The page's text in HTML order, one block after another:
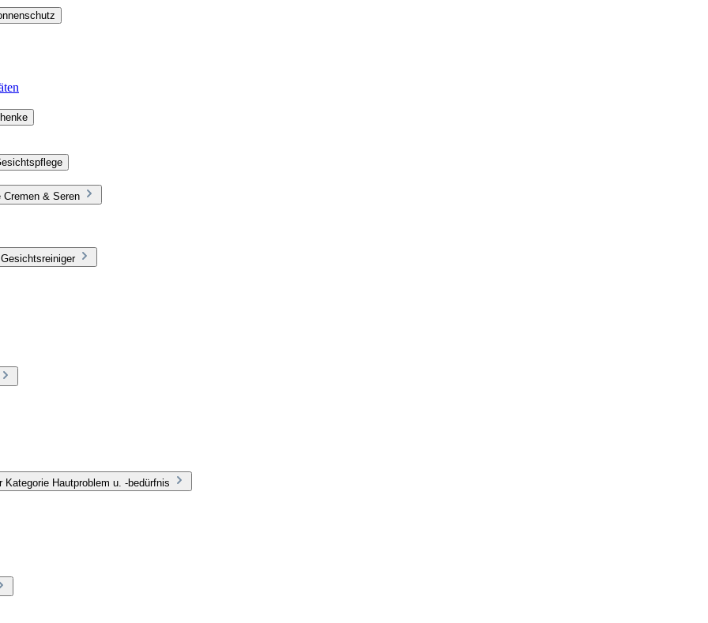
Cremen & Seren
Hautproblem u. -bedürfnis